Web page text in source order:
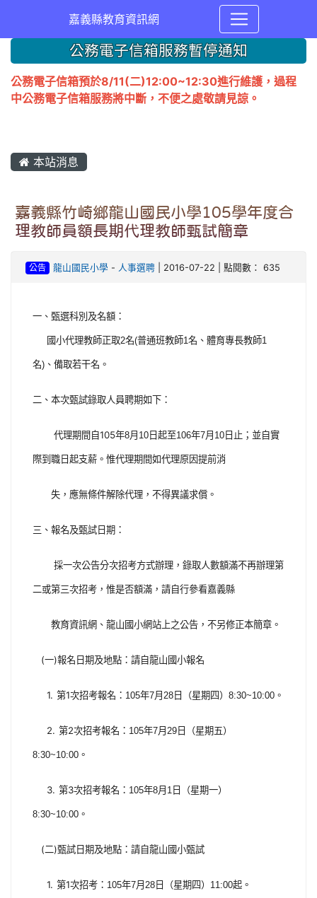
嘉義縣教育資訊網
公務電子信箱服務暫停通知
公務電子信箱預於8/11(二)12:00~12:30進行維護，過程
中公務電子信箱服務將中斷，不便之處敬請見諒。
本站消息
嘉義縣竹崎鄉龍山國民小學105學年度合
理教師員額長期代理教師甄試簡章
公告 龍山國民小學- 人事選聘| 2016-07-22 | 點閱數： 635
一、甄選科別及名額：
國小代理教師正取2名(普通班教師1名、體育專長教師1
名) 、備取若干名。
二、本次甄試錄取人員聘期如下：
代理期間自105年8月 10 日起至106年7月 10 日止；並自實
際到職日起支薪。惟代理期間如代理原因提前消
失，應無條件解除代理，不得異議求償。
三、報名及甄試日期：
採一次公告分次招考方式辦理，錄取人數額滿不再辦理第
二或第三次招考，惟是否額滿，請自行參看嘉義縣
教育資訊網、龍山國小網站上之公告，不另修正本簡章。
(一)報名日期及地點：請自龍山國小報名
1. 第1次招考報名： 105年7月 28 日（星期四） 8:30~10:00 。
2. 第2次招考報名： 105年7月 29 日（星期五）
8:30~10:00 。
3. 第3次招考報名： 105年8月 1 日（星期一）
8:30~10:00 。
(二)甄試日期及地點：請自龍山國小甄試
1. 第1次招考： 105年7月 28 日（星期四） 11:00起。